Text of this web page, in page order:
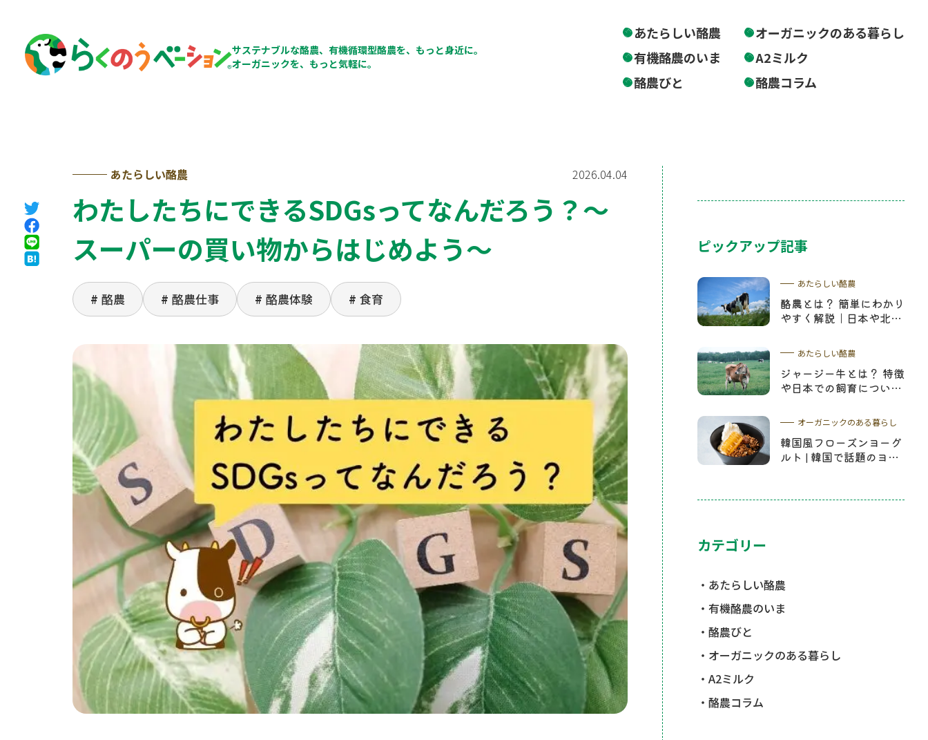
サステナブルな酪農、有機循環型酪農を、もっと身近に。
オーガニックを、もっと気軽に。
あたらしい酪農
有機酪農のいま
酪農びと
オーガニックのある暮らし
A2ミルク
酪農コラム
あたらしい酪農 2026.04.04
わたしたちにできるSDGsってなんだろう？～
スーパーの買い物からはじめよう～
酪農 酪農仕事 酪農体験 食育
ピックアップ記事
あたらしい酪農
酪農とは？ 簡単にわかり
やすく解説｜日本や北海
あたらしい酪農
ジャージー牛とは？ 特徴
や日本での飼育について
オーガニックのある暮らし
韓国風フローズンヨーグ
ルト | 韓国で話題のヨー
カテゴリー
あたらしい酪農
有機酪農のいま
酪農びと
オーガニックのある暮らし
A2ミルク
酪農コラム